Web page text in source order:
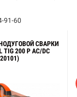
91-60
СВАРКИ
TIG 200 P AC/DC